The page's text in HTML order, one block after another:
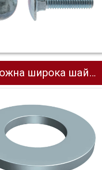
широка шайба